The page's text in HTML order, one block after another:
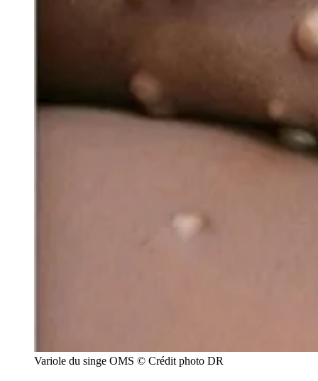
Variole du singe OMS © Crédit photo DR